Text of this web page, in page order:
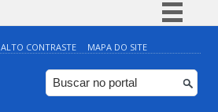
Simplifique!
Comunica BR
Participe
ALTO CONTRASTE MAPA DO SITE